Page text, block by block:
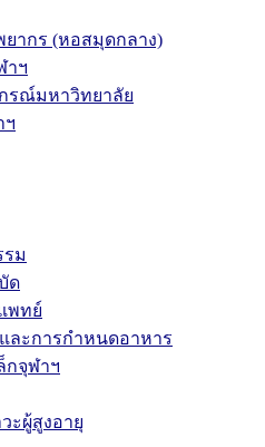
ากร (หอสมุดกลาง)
าฯ
รณ์มหาวิทยาลัย
ฯ
ม
ด
พทย์
ละการกำหนดอาหาร
กจุฬาฯ
ะผู้สูงอายุ